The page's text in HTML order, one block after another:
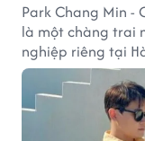
Park Chang Min -
là một chàng trai
nghiệp riêng tại
vươn lên khó
lý nhân viên rất